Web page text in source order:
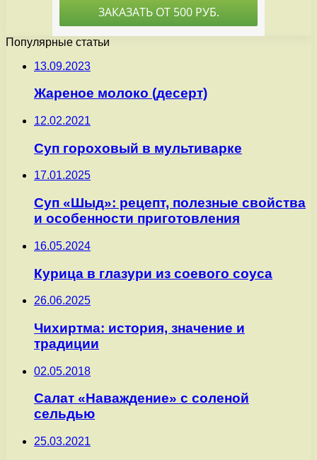
Популярные статьи
13.09.2023
Жареное молоко (десерт)
12.02.2021
Суп гороховый в мультиварке
17.01.2025
Суп «Шыд»: рецепт, полезные свойства
и особенности приготовления
16.05.2024
Курица в глазури из соевого соуса
26.06.2025
Чихиртма: история, значение и
традиции
02.05.2018
Салат «Наваждение» с соленой
сельдью
25.03.2021